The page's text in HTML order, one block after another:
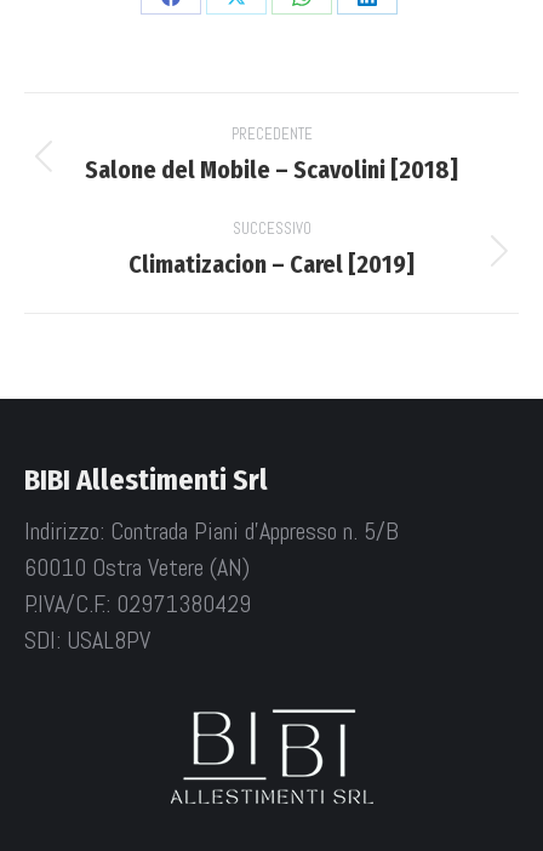
CondividiCondividiCondividiCondividi
navigation
PRECEDENTE
Previous
Salone del Mobile – Scavolini [2018]
SUCCESSIVO
Next
Climatizacion – Carel [2019]
BIBI Allestimenti Srl
Indirizzo: Contrada Piani d'Appresso n. 5/B
60010 Ostra Vetere (AN)
P.IVA/C.F.: 02971380429
SDI: USAL8PV